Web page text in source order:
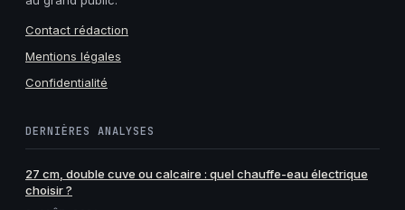
Contact rédaction
Mentions légales
Confidentialité
DERNIÈRES ANALYSES
27 cm, double cuve ou calcaire : quel chauffe-eau électrique
choisir ?